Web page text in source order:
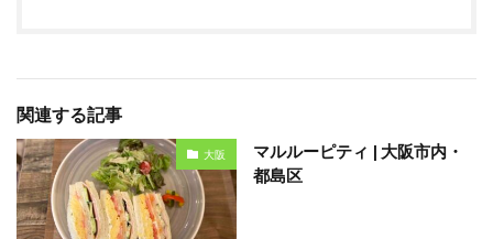
関連する記事
大阪
マルルーピティ | 大阪市内・
都島区